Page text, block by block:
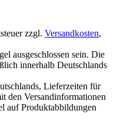
zzgl. Versandkosten,
ausgeschlossen sein. Die
innerhalb Deutschlands
Lieferzeiten für
den Versandinformationen
auf Produktabbildungen